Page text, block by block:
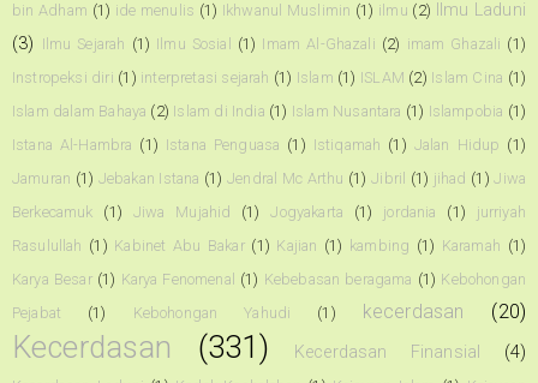
bin Adham (1) ide menulis (1) Ikhwanul Muslimin (1) ilmu (2)
Ilmu Laduni
(3) Ilmu Sejarah (1) Ilmu Sosial (1) Imam Al-Ghazali (2) imam Ghazali (1)
Instropeksi diri (1) interpretasi sejarah (1) Islam (1) ISLAM (2) Islam Cina (1)
Islam dalam Bahaya (2) Islam di India (1) Islam Nusantara (1) Islampobia (1)
Istana Al-Hambra (1) Istana Penguasa (1) Istiqamah (1) Jalan Hidup (1)
Jamuran (1) Jebakan Istana (1) Jendral Mc Arthu (1) Jibril (1) jihad (1) Jiwa
Berkecamuk
(1) Jiwa Mujahid (1) Jogyakarta (1) jordania (1)
jurriyah
Rasulullah (1) Kabinet Abu Bakar (1) Kajian (1) kambing (1) Karamah (1)
Karya Besar (1) Karya Fenomenal (1) Kebebasan beragama (1) Kebohongan
Pejabat
(1) Kebohongan Yahudi (1) kecerdasan (20)
Kecerdasan (331) Kecerdasan Finansial (4)